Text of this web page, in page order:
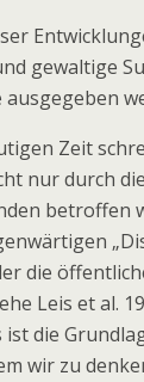
gewaltige
Zeit
nur durch
betroffen
die
Leis et al.
die
wir zu